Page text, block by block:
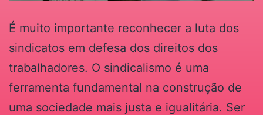
É muito importante reconhecer a luta dos
sindicatos em defesa dos direitos dos
trabalhadores. O sindicalismo é uma
ferramenta fundamental na construção de
uma sociedade mais justa e igualitária. Ser